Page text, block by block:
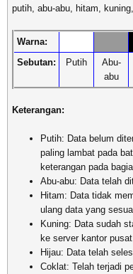
putih, abu-abu, hitam,
Warna:
Sebutan:
Putih
Abu-
abu
Keterangan:
Putih: Data belum
paling lambat pada
keterangan pada
Abu-abu: Data telah
Hitam: Data tidak
ulang data yang
Kuning: Data sudah
ke server kantor
Hijau: Data telah
Coklat: Telah terjadi